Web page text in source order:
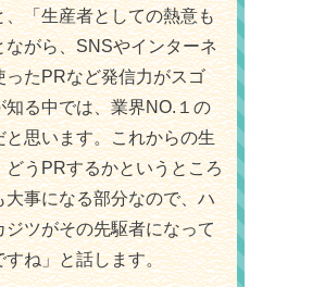
、「生産者としての熱意も
ながら、SNSやインターネ
ったPRなど発信力がスゴ
知る中では、業界NO.１の
と思います。これからの生
どうPRするかというところ
大事になる部分なので、ハ
ジツがその先駆者になって
すね」と話します。